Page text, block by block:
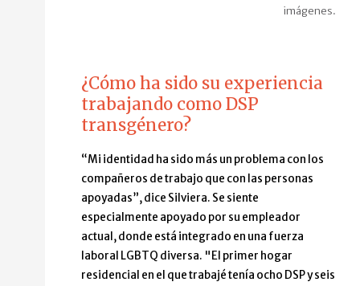
imágenes.
¿Cómo ha sido su experiencia
trabajando como DSP
transgénero?
“Mi identidad ha sido más un problema con los
compañeros de trabajo que con las personas
apoyadas”, dice Silviera. Se siente
especialmente apoyado por su empleador
actual, donde está integrado en una fuerza
laboral LGBTQ diversa. "El primer hogar
residencial en el que trabajé tenía ocho DSP y seis